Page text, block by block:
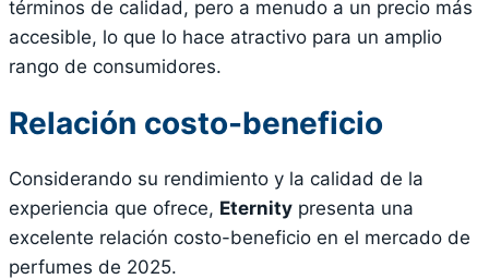
términos de calidad, pero a menudo a un precio más
accesible, lo que lo hace atractivo para un amplio
rango de consumidores.
Relación costo-beneficio
Considerando su rendimiento y la calidad de la
experiencia que ofrece, Eternity presenta una
excelente relación costo-beneficio en el mercado de
perfumes de 2025.